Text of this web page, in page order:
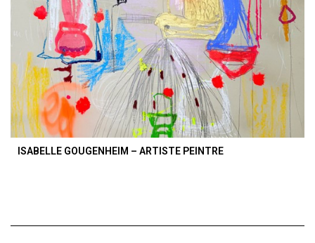
ISABELLE GOUGENHEIM – ARTISTE PEINTRE